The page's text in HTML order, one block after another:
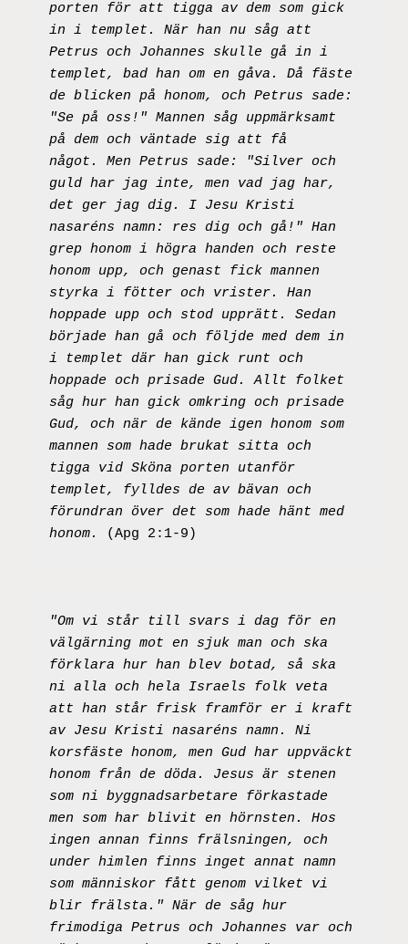
porten för att tigga av dem som gick
in i templet. När han nu såg att
Petrus och Johannes skulle gå in i
templet, bad han om en gåva. Då fäste
de blicken på honom, och Petrus sade:
"Se på oss!" Mannen såg uppmärksamt
på dem och väntade sig att få
något. Men Petrus sade: "Silver och
guld har jag inte, men vad jag har,
det ger jag dig. I Jesu Kristi
nasaréns namn: res dig och gå!" Han
grep honom i högra handen och reste
honom upp, och genast fick mannen
styrka i fötter och vrister. Han
hoppade upp och stod upprätt. Sedan
började han gå och följde med dem in
i templet där han gick runt och
hoppade och prisade Gud. Allt folket
såg hur han gick omkring och prisade
Gud, och när de kände igen honom som
mannen som hade brukat sitta och
tigga vid Sköna porten utanför
templet, fylldes de av bävan och
förundran över det som hade hänt med
honom.
(Apg 2:1-9)
"Om vi står till svars i dag för en
välgärning mot en sjuk man och ska
förklara hur han blev botad, så ska
ni alla och hela Israels folk veta
att han står frisk framför er i kraft
av Jesu Kristi nasaréns namn. Ni
korsfäste honom, men Gud har uppväckt
honom från de döda. Jesus är stenen
som ni byggnadsarbetare förkastade
men som har blivit en hörnsten. Hos
ingen annan finns frälsningen, och
under himlen finns inget annat namn
som människor fått genom vilket vi
blir frälsta." När de såg hur
frimodiga Petrus och Johannes var och